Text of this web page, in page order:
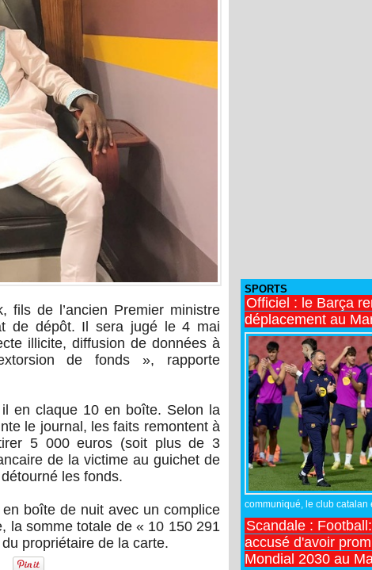
fils de l’ancien Premier ministre
de dépôt. Il sera jugé le 4 mai
illicite, diffusion de données à
de fonds », rapporte
en claque 10 en boîte. Selon la
le journal, les faits remontent à
5 000 euros (soit plus de 3
de la victime au guichet de
les fonds.
boîte de nuit avec un complice
la somme totale de « 10 150 291
propriétaire de la carte.
SPORTS
Officiel : le Barça
déplacement au
communiqué, le club catalan
Scandale :
accusé d'avoir
Mondial 2030 au